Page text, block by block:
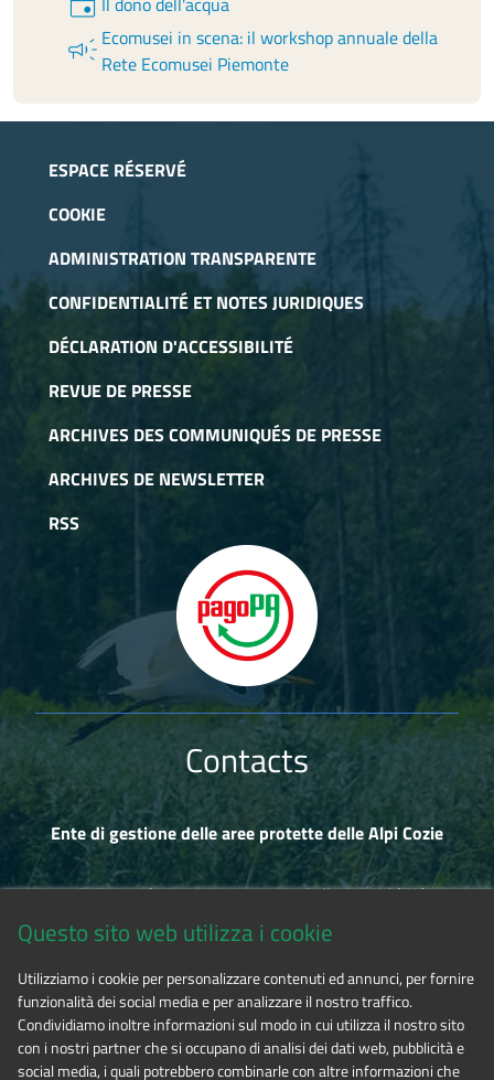
campaign Ecomusei in scena: il workshop annuale della
Rete Ecomusei Piemonte
ESPACE RÉSERVÉ
COOKIE
ADMINISTRATION TRANSPARENTE
CONFIDENTIALITÉ ET NOTES JURIDIQUES
DÉCLARATION D'ACCESSIBILITÉ
REVUE DE PRESSE
ARCHIVES DES COMMUNIQUÉS DE PRESSE
ARCHIVES DE NEWSLETTER
RSS
Contacts
Ente di gestione delle aree protette delle Alpi Cozie
Via Fransuà Fontan, 1 - 10050 Salbertrand (TO)
Tel. 0122.854720
Questo sito web utilizza i cookie
Utilizziamo i cookie per personalizzare contenuti ed annunci, per fornire
funzionalità dei social media e per analizzare il nostro traffico.
Condividiamo inoltre informazioni sul modo in cui utilizza il nostro sito
con i nostri partner che si occupano di analisi dei dati web, pubblicità e
social media, i quali potrebbero combinarle con altre informazioni che